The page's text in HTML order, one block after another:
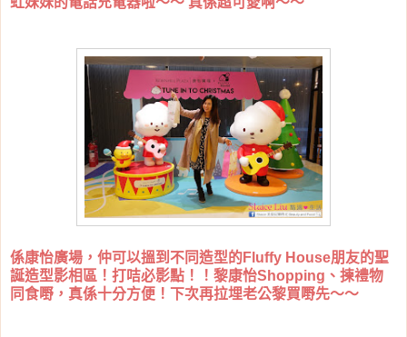
係康怡廣場，仲可以搵到不同造型的Fluffy House朋友的聖
誕造型影相區！打咭必影點！！黎康怡Shopping、揀禮物
同食嘢，真係十分方便！下次再拉埋老公黎買嘢先～～